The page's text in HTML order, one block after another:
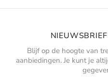
Blijf op de hoogte van
aanbiedingen. Je kunt je